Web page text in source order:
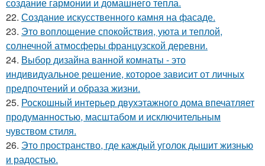
создание гармонии и домашнего тепла.
22. Создание искусственного камня на фасаде.
23. Это воплощение спокойствия, уюта и теплой,
солнечной атмосферы французской деревни.
24. Выбор дизайна ванной комнаты - это
индивидуальное решение, которое зависит от личных
предпочтений и образа жизни.
25. Роскошный интерьер двухэтажного дома впечатляет
продуманностью, масштабом и исключительным
чувством стиля.
26. Это пространство, где каждый уголок дышит жизнью
и радостью.